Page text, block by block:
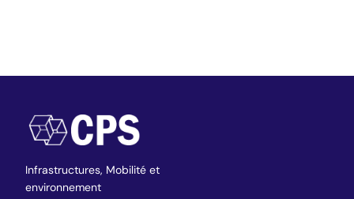
Infrastructures, Mobilité et
environnement